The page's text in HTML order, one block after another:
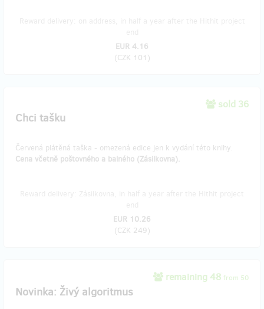
EUR 4.16
(CZK 101 )
sold 36
Chci tašku
Červená plátěná taška - omezená edice jen k vydání této knihy.
Cena včetně poštovného a balného (Zásilkovna).
EUR 10.26
(CZK 249)
remaining 48 from 50
Novinka: Živý algoritmus